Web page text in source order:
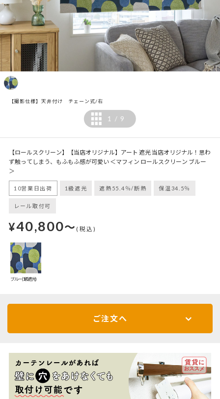
【撮影仕様】天井付け チェーン式/右
1 / 9
【ロールスクリーン】【当店オリジナル】アート 遮光 当店オリジナル！思わ
ず触ってしまう、もふもふ感が可愛い ＜マフィン ロールスクリーン ブルー
＞
10営業日出荷 1級遮光 遮熱55.4％/断熱 保温34.5％
レール取付可
¥40,800～(税込)
ブルー(1級遮光)
ご注文へ